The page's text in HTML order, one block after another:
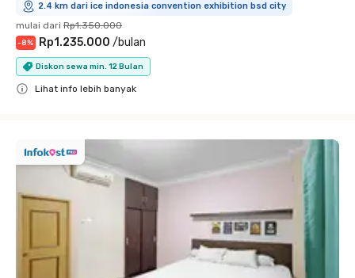
2.4 km dari ice indonesia convention exhibition bsd city
mulai dari Rp1.350.000
-8% Rp1.235.000 /bulan
Diskon sewa min. 12 Bulan
Lihat info lebih banyak